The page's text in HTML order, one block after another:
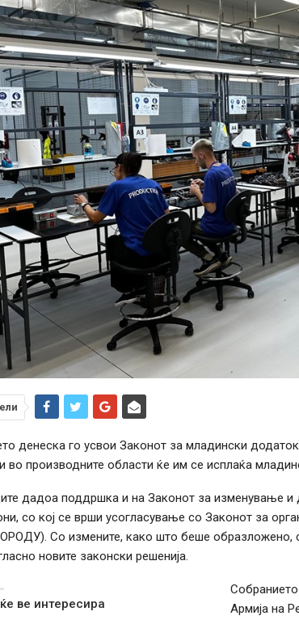
денеска го усвои Законот за младински
во производните области ќе им се исплаќа
дадоа поддршка и на Законот за изменување
со кој се врши усогласување со Законот за
Со измените, како што беше образложено,
новите законски решенија.
ве интересира
Армија на